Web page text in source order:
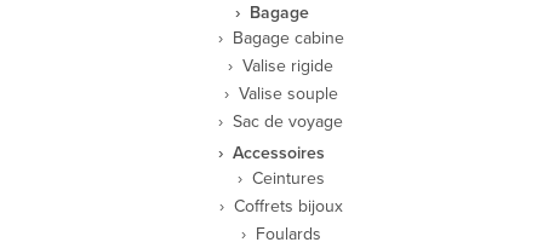
Bagage
Bagage cabine
Valise rigide
Valise souple
Sac de voyage
Accessoires
Ceintures
Coffrets bijoux
Foulards